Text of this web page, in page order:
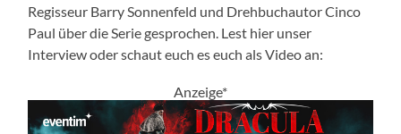
Regisseur Barry Sonnenfeld und Drehbuchautor Cinco
Paul über die Serie gesprochen. Lest hier unser
Interview oder schaut euch es euch als Video an:
Anzeige*